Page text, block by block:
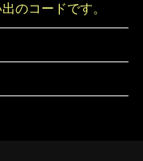
のコードです。